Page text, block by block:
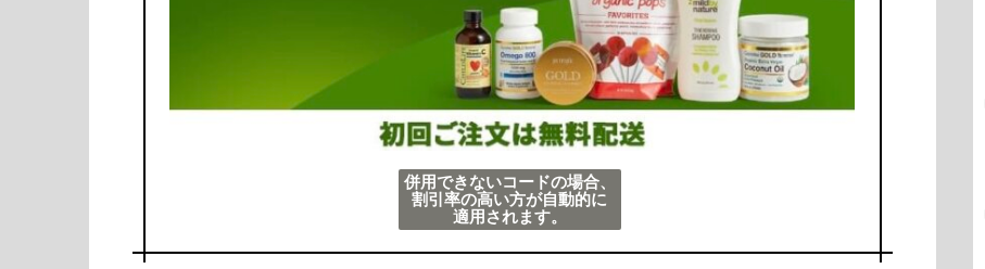
併用できないコードの場合、
割引率の高い方が自動的に
適用されます。